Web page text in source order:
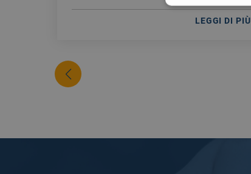
LEGGI DI PIÙ